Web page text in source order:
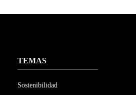
TEMAS
Sostenibilidad